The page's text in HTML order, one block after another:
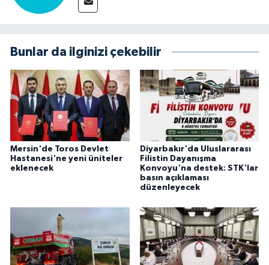
Bunlar da ilginizi çekebilir
Mersin'de Toros Devlet
Hastanesi'ne yeni üniteler
eklenecek
Diyarbakır'da Uluslararası
Filistin Dayanışma
Konvoyu'na destek: STK'lar
basın açıklaması
düzenleyecek